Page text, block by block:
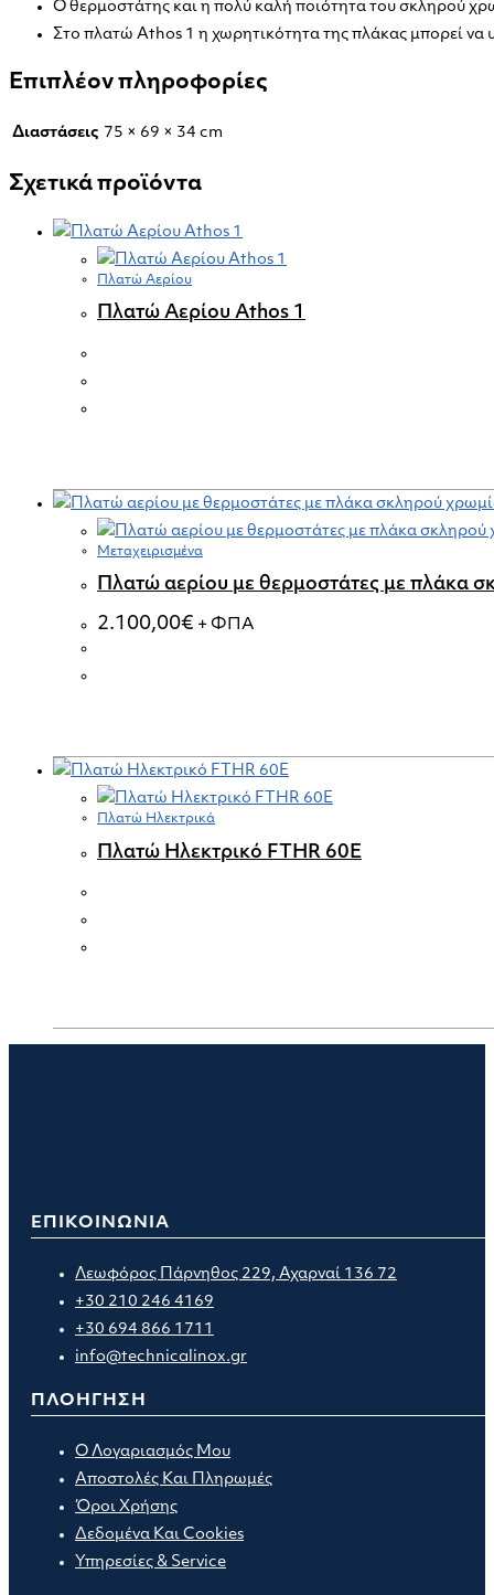
Ο θερμοστάτης και η πολύ καλή ποιότητα του σκληρού
Στο πλατώ Athos 1 η χωρητικότητα της πλάκας μπορεί να
Επιπλέον πληροφορίες
Διαστάσεις 75 × 69 × 34 cm
Σχετικά προϊόντα
Πλατώ Αερίου
Πλατώ Αερίου Athos 1
Μεταχειρισμένα
Πλατώ αερίου με θερμοστάτες με πλάκα
2.100,00€ + ΦΠΑ
Πλατώ Ηλεκτρικά
Πλατώ Ηλεκτρικό FTHR 60E
ΕΠΙΚΟΙΝΩΝΙΑ
Λεωφόρος Πάρνηθος 229, Αχαρναί 136 72
+30 210 246 4169
+30 694 866 1711
info@technicalinox.gr
ΠΛΟΗΓΗΣΗ
Ο Λογαριασμός Μου
Αποστολές Και Πληρωμές
Όροι Χρήσης
Δεδομένα Και Cookies
Υπηρεσίες & Service